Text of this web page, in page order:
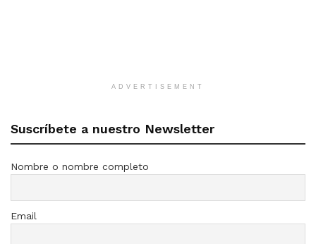
ADVERTISEMENT
Suscríbete a nuestro Newsletter
Nombre o nombre completo
Email